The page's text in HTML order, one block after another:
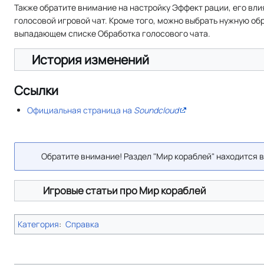
Также обратите внимание на настройку Эффект рации, его
голосовой игровой чат. Кроме того, можно выбрать нужную
выпадающем списке Обработка голосового чата.
История изменений
Ссылки
Официальная страница на Soundcloud
Обратите внимание! Раздел "Мир кораблей" находится
Игровые статьи про Мир кораблей
Категория: Справка